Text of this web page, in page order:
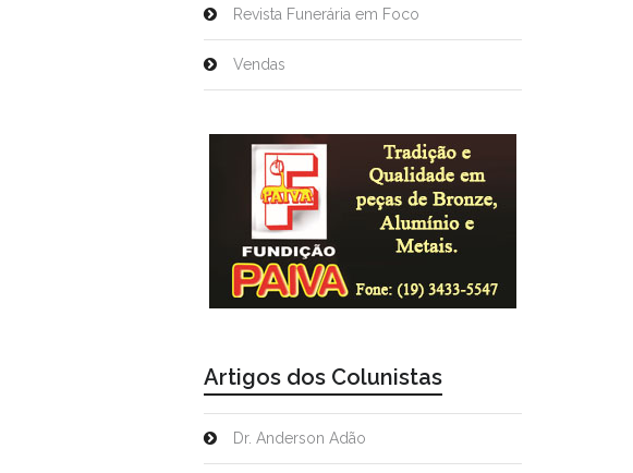
Revista Funerária em Foco
Vendas
Artigos dos Colunistas
Dr. Anderson Adão